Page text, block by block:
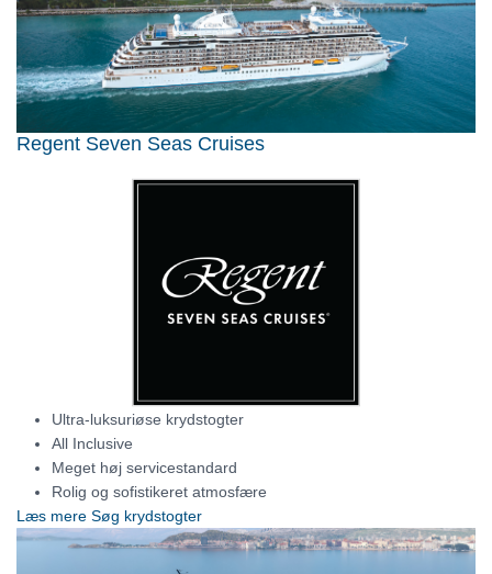
Regent Seven Seas Cruises
Ultra-luksuriøse krydstogter
All Inclusive
Meget høj servicestandard
Rolig og sofistikeret atmosfære
Læs mere Søg krydstogter